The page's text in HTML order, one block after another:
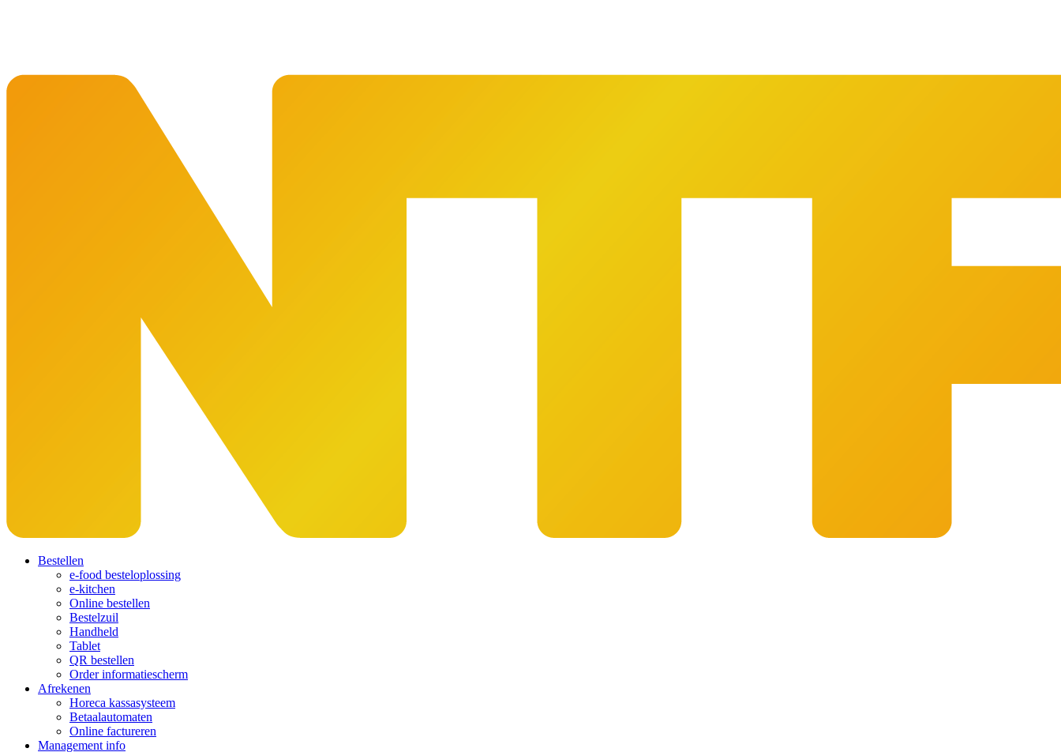
Bestellen
e-food besteloplossing
e-kitchen
Online bestellen
Bestelzuil
Handheld
Tablet
QR bestellen
Order informatiescherm
Afrekenen
Horeca kassasysteem
Betaalautomaten
Online factureren
Management info